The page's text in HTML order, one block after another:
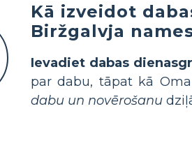
Kā izveidot
Biržgalvja
Ievadiet dabas
par dabu, tāpat kā
dabu un novērošanu